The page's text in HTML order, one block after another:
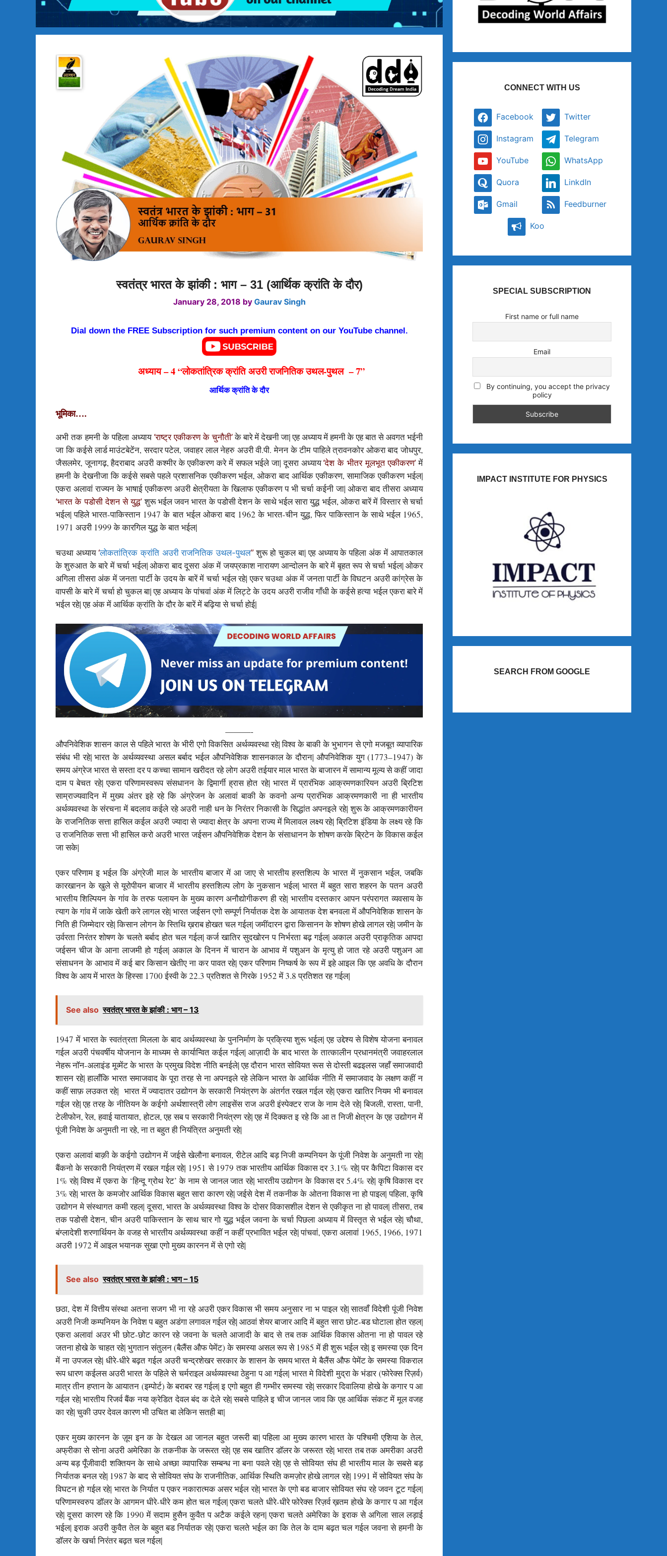
स्वतंत्र भारत के झांकी : भाग – 31 (आर्थिक क्रांति के दौर)
January 28, 2018 by Gaurav Singh
Dial down the FREE Subscription for such premium content on our YouTube channel.
अध्याय –4“लोकतांत्रिक क्रांति अउरी राजनितिक उथल-पुथल –7”
आर्थिक क्रांति के दौर
भूमिका….
अभी तक हमनी के पहिला अध्याय ‘राष्ट्र एकीकरण के चुनौती’के बारे में देखनी जा| एह अध्याय में हमनी के एह बात से अवगत भईनी
जा कि कईसे लार्ड माउंटबेटेंन, सरदार पटेल, जवाहर लाल नेहरु अउरी वी.पी. मेनन के टीम पाहिले त्रावनकोर ओकरा बाद जोधपुर,
जैसलमेर, जूनागढ़, हैदराबाद अउरी कश्मीर के एकीकरण करे में सफल भईले जा| दूसरा अध्याय‘देश के भीतर मूलभूत एकीकरण’ में
हमनी के देखनीजा कि कईसे सबसे पहले प्रशासनिक एकीकरण भईल, ओकरा बाद आर्थिक एकीकरण, सामाजिक एकीकरण भईल|
एकरा अलावां राज्यन के भाषाई एकीकरण अउरी क्षेत्रीयता के खिलाफ एकीकरण प भी चर्चा कईनी जा| ओकरा बाद तीसरा अध्याय
‘भारत के पडोसी देशन से युद्ध’ शुरू भईल जवन भारत के पडोसी देशन के साथे भईल सारा युद्ध भईल, ओकरा बारें में विस्तार से चर्चा
भईल| पहिले भारत-पाकिस्तान 1947 के बात भईल ओकरा बाद 1962 के भारत-चीन युद्ध, फिर पाकिस्तान के साथे भईल 1965,
1971 अउरी 1999 के कारगिल युद्ध के बात भईल|
चउथा अध्याय ‘लोकतांत्रिकक्रांति अउरी राजनितिक उथल-पुथल” शुरू हो चुकल बा| एह अध्याय के पहिला अंक में आपातकाल
के शुरुआत के बारे में चर्चा भईल| ओकरा बाद दूसरा अंक में जयप्रकाश नारायण आन्दोलन के बारे में बृहत रूप से चर्चा भईल| ओकर
अगिला तीसरा अंक में जनता पार्टी के उदय के बारें में चर्चा भईल रहे| एकर चउथा अंक में जनता पार्टी के विघटन अउरी कांग्रेस के
वापसी के बारे में चर्चा हो चुकल बा| एह अध्याय के पांचवां अंक में लिट्टे के उदय अउरी राजीव गाँधी के कईसे हत्या भईल एकरा बारे में
भईल रहे| एह अंक में आर्थिक क्रांति के दौर के बारें में बढ़िया से चर्चा होई|
———-
औपनिवेशिक शासन काल से पहिले भारत के भीरी एगो विकसित अर्थव्यवस्था रहे| विश्व के बाकी के भुभागन से एगो मजबूत व्यापारिक
संबंध भी रहे| भारत के अर्थव्यवस्था असल बर्बाद भईल औपनिवेशिक शासनकाल के दौरान| औपनि‍वेशि‍क युग (1773–1947) के
समय अंग्रेज भारत से सस्ता दर प कच्चा सामान खरीदत रहे लोग अउरी तईयार माल भारत के बाजारन में सामान्‍य मूल्‍य से कहीं जादा
दाम प बेचत रहे| एकरा परि‍णामस्‍वरूप संसधानन के द्विमार्गी ह्रास होत रहे| भारत में प्रारंभिक आक्रमणकारियन अउरी ब्रिटिश
साम्राज्यवादिन में मुख्य अंतर इहे रहे कि अंग्रेजन के अलावां बाकी के कवनो अन्य प्रारंभिक आक्रमणकारी ना ही भारतीय
अर्थव्यवस्था के संरचना में बदलाव कईले रहे अउरी नाही धन के निरंतर निकासी के सिद्धांत अपनइले रहे| शुरू के आक्रमणकारीयन
के राजनितिक सत्ता हासिल कईल अउरी ज्यादा से ज्यादा क्षेत्र के अपना राज्य में मिलावल लक्ष्य रहे| ब्रिटिश इंडिया के लक्ष्य रहे कि
उ राजनितिक सत्ता भी हासिल करो अउरी भारत जईसन औपनिवेशिक देशन के संसाधानन के शोषण करके ब्रिटेन के विकास कईल
जा सके|
एकर परिणाम इ भईल कि अंग्रेजी माल के भारतीय बाजार में आ जाए से भारतीय हस्तशिल्प के भारत में नुकसान भईल, जबकि
कारखानन के खुले से यूरोपीयन बाजार में भारतीय हस्तशिल्प लोग के नुकसान भईल| भारत में बहुत सारा शहरन के पतन अउरी
भारतीय शिल्पियन के गांव के तरफ पलायन के मुख्य कारण अनौद्योगीकरण ही रहे| भारतीय दस्तकार आपन परंपरागत व्यवसाय के
त्याग के गांव में जाके खेती करे लागल रहे| भारत जईसन एगो सम्पूर्ण निर्यातक देश के आयातक देश बनवला में औपनिवेशिक शासन के
निति ही जिम्मेदार रहे| किसान लोगन के स्तिथि ख़राब होखत चल गईल| जमींदारन द्वारा किसानन के शोषण होखे लागल रहे| जमीन के
उर्वरता निरंतर शोषण के चलते बर्बाद होत चल गईल| कर्ज खातिर सुदखोरन प निर्भरता बढ़ गईल| अकाल अउरी प्राकृतिक आपदा
जईसन चीज के आना लाजमी हो गईल| अकाल के दिनन में चारान के आभाव में पशुअन के मृत्यु हो जात रहे अउरी पशुअन आ
संसाधनन के आभाव में कई बार किसान खेतीए ना कर पावत रहे| एकर परिणाम निष्कर्ष के रूप में इहे आइल कि एह अवधि‍ के दौरान
वि‍श्‍व के आय में भारत के हि‍स्‍सा 1700 ईस्वी के 22.3 प्रतिशत से गि‍रके 1952 में 3.8 प्रति‍शत रह गईल|
See also स्वतंत्र भारत के झांकी : भाग – 13
1947 में भारत के स्‍वतंत्रता मिलला के बाद अर्थव्‍यवस्‍था के पुननि‍र्माण के प्रक्रि‍या शुरू भईल| एह उद्देश्‍य से विशेष योजना बनावल
गईल अउरी पंचवर्षीय योजनान के माध्‍यम से कार्यान्‍वि‍त कईल गईल| आज़ादी के बाद भारत के तात्कालीन प्रधानमंत्री जवाहरलाल
नेहरू नॉन-अलाइंड मूव्मेंट के भारत के प्रमुख विदेश नीति बनईले| एह दौरान भारत सोवियत रूस से दोस्ती बढइलस जहाँ समाजवादी
शासन रहे| हालाँकि भारत समाजवाद के पूरा तरह से ना अपनइले रहे लेकिन भारत के आर्थिक नीति में समाजवाद के लक्षण कहीं न
कहीं साफ़ लउकत रहे| भारत में ज्यादातर उद्योगन के सरकारी नियंत्रण के अंतर्गत रखल गईल रहे| एकरा खातिर नियम भी बनावल
गईल रहे| एह तरह के नीतियन के कईगो अर्थशास्त्री लोग लाइसेंस राज अउरी इंस्पेक्टर राज के नाम देले रहे| बिजली, रास्ता, पानी,
टेलीफोन, रेल, हवाई यातायात, होटल, एह सब प सरकारी नियंत्रण रहे| एह में दिक्कत इ रहे कि आ त निजी क्षेत्रन के एह उद्योगन में
पूंजी निवेश के अनुमती ना रहे, ना त बहुत ही नियंत्रित अनुमती रहे|
एकरा अलावां बाक़ी के कईगो उद्योगन में जईसे खेलौना बनावल, रीटेल आदि बड़ निजी कम्पनियन के पूंजी निवेश के अनुमती ना रहे|
बैंकनो के सरकारी नियंत्रण में रखल गईल रहे| 1951 से 1979 तक भारतीय आर्थिक विकास दर 3.1% रहे| पर कैपिटा विकास दर
1% रहे| विश्व में एकरा के ‘हिन्दू ग्रोथ रेट’ के नाम से जानल जात रहे| भारतीय उद्योगन के विकास दर 5.4% रहे| कृषि विकास दर
3% रहे| भारत के कमजोर आर्थिक विकास बहुत सारा कारण रहे| जईसे देश में तकनीक के ओतना विकास ना हो पाइल| पहिला, कृषि
उद्योगन मे संस्थागत कमी रहल| दूसरा, भारत के अर्थव्यवस्था विश्व के दोसर विकासशील देशन से एकीकृत ना हो पावल| तीसरा, तब
तक पडोसी देशन, चीन अउरी पाकिस्तान के साथ चार गो युद्ध भईल जवना के चर्चा पिछला अध्याय में विस्तृत से भईल रहे| चौथा,
बंग्लादेशी शरणार्थियन के वजह से भारतीय अर्थव्यवस्था कहीं न कहीं प्रभावित भईल रहे| पांचवां, एकरा अलावां 1965, 1966, 1971
अउरी 1972 में आइल भयानक सुखा एगो मुख्य कारनन में से एगो रहे|
See also स्वतंत्र भारत के झांकी : भाग – 15
छठा, देश में वित्तीय संस्था अतना सजग भी ना रहे अउरी एकर विकास भी समय अनुसार ना भ पाइल रहे| सातवाँ विदेशी पूंजी निवेश
अउरी निजी कम्पनियन के निवेश प बहुत अडंगा लगावल गईल रहे| आठवां शेयर बाजार आदि में बहुत सारा छोट-बड घोटाला होत रहल|
एकरा अलावां अउर भी छोट-छोट कारन रहे जवना के चलते आजादी के बाद से तब तक आर्थिक विकास ओतना ना हो पावल रहे
जतना होखे के चाहत रहे| भुगतान संतुलन (बैलैंस औफ पेमेंट) के समस्या असल रूप से 1985 में ही शुरू भईल रहे| इ समस्या एक दिन
में ना उपजल रहे| धीरे-धीरे बढ़त गईल अउरी चन्द्रशेखर सरकार के शासन के समय भारत मे बैलैंस औफ पेमेंट के समस्या विकराल
रूप धारण कईलस अउरी भारत के पहिले से चर्मराइल अर्थव्यवस्था ठेहुना प आ गईल| भारत मे विदेशी मुद्रा के भंडार (फोरेक्स रिज़र्व)
मात्र तीन हप्तान के आयातन (इम्पोर्ट) के बराबर रह गईल| इ एगो बहुत ही गम्भीर समस्या रहे| सरकार दिवालिया होखे के कगार प आ
गईल रहे| भारतीय रिजर्व बैंक नया क्रेडित देवल बंद क देले रहे| सबसे पाहिले इ चीज जानल जाव कि एह आर्थिक संकट में मूल वजह
का रहे| चुकी उपर देवल कारण भी उचित बा लेकिन सतही बा|
एकर मुख्य कारनन के ज़ूम इन क के देखल आ जानल बहुत जरूरी बा| पहिला आ मुख्य कारण भारत के पश्चिमी एशिया के तेल,
अफ्रीका से सोना अउरी अमेरिका के तकनीक के जरूरत रहे| एह सब खातिर डॉलर के जरूरत रहे| भारत तब तक अमरीका अउरी
अन्य बड़ पूँजीवादी शक्तियन के साथे अच्छा व्यापारिक सम्बन्ध ना बना पवले रहे| एह से सोवियत संघ ही भारतीय माल के सबसे बड़
निर्यातक बनल रहे| 1987 के बाद से सोवियत संघ के राजनीतिक, आर्थिक स्थिति कमज़ोर होखे लागल रहे| 1991 में सोवियत संघ के
विघटन हो गईल रहे| भारत के निर्यात प एकर नकारात्मक असर भईल रहे| भारत के एगो बड बाजार सोवियत संघ रहे जवन टूट गईल|
परिणामस्वरुप डॉलर के आगमन धीरे-धीरे कम होत चल गईल| एकरा चलते धीरे-धीरे फोरेक्स रिज़र्व ख़तम होखे के कगार प आ गईल
रहे| दूसरा कारण रहे कि 1990 में सदाम हुसैन कुवैत प अटैक कईले रहन| एकरा चलते अमेरिका के इराक से अगिला साल लड़ाई
भईल| इराक अउरी कुवैत तेल के बहुत बड निर्यातक रहे| एकरा चलते भईल का कि तेल के दाम बढ़त चल गईल जवना से हमनी के
डॉलर के खर्चा निरंतर बढ़त चल गईल|
CONNECT WITH US
Facebook Twitter
Instagram Telegram
YouTube WhatsApp
Quora LinkdIn
Gmail Feedburner
Koo
SPECIAL SUBSCRIPTION
First name or full name
Email
By continuing, you accept the privacy
policy
IMPACT INSTITUTE FOR PHYSICS
SEARCH FROM GOOGLE